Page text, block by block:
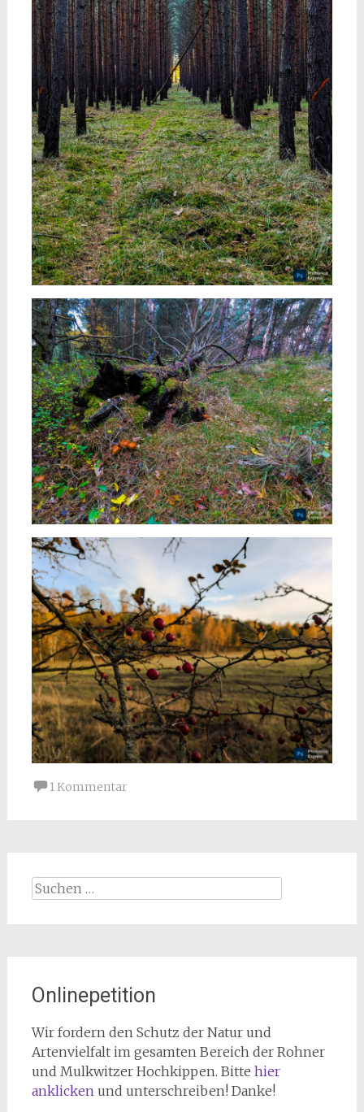
1 Kommentar
Suchen
nach:
Onlinepetition
Wir fordern den Schutz der Natur und
Artenvielfalt im gesamten Bereich der Rohner
und Mulkwitzer Hochkippen. Bitte hier
anklicken und unterschreiben! Danke!